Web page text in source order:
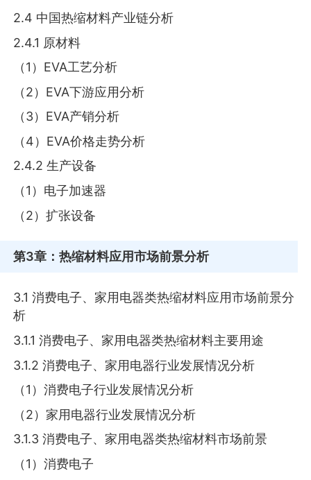
2.4 中国热缩材料产业链分析
2.4.1 原材料
（1）EVA工艺分析
（2）EVA下游应用分析
（3）EVA产销分析
（4）EVA价格走势分析
2.4.2 生产设备
（1）电子加速器
（2）扩张设备
第3章 ：热缩材料应用市场前景分析
3.1 消费电子、家用电器类热缩材料应用市场前景分
析
3.1.1 消费电子、家用电器类热缩材料主要用途
3.1.2 消费电子、家用电器行业发展情况分析
（1）消费电子行业发展情况分析
（2）家用电器行业发展情况分析
3.1.3 消费电子、家用电器类热缩材料市场前景
（1）消费电子